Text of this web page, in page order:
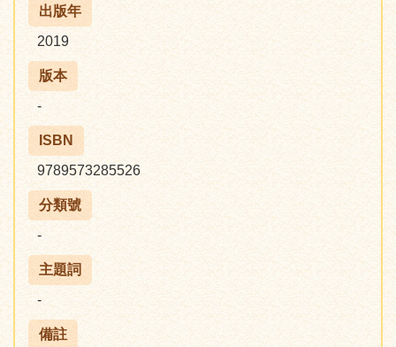
出版年
2019
版本
-
ISBN
9789573285526
分類號
-
主題詞
-
備註